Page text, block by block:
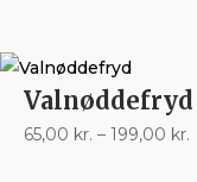
Valnøddefryd
65,00 kr. – 199,00 kr.